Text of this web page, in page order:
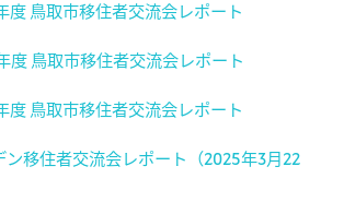
度 鳥取市移住者交流会レポート
度 鳥取市移住者交流会レポート
度 鳥取市移住者交流会レポート
ン移住者交流会レポート（2025年3月22